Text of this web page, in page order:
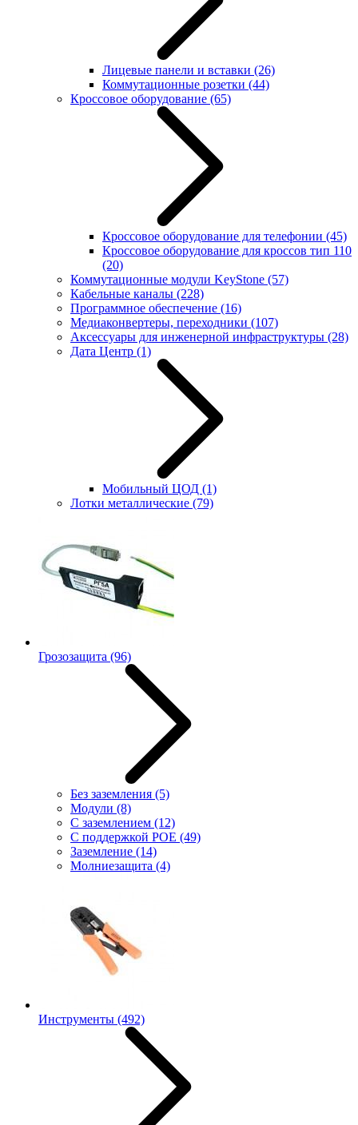
Лицевые панели и вставки (26)
Коммутационные розетки (44)
Кроссовое оборудование (65)
Кроссовое оборудование для телефонии (45)
Кроссовое оборудование для кроссов тип 110
(20)
Коммутационные модули KeyStone (57)
Кабельные каналы (228)
Программное обеспечение (16)
Медиаконвертеры, переходники (107)
Аксессуары для инженерной инфраструктуры (28)
Дата Центр (1)
Мобильный ЦОД (1)
Лотки металлические (79)
Грозозащита (96)
Без заземления (5)
Модули (8)
С заземлением (12)
С поддержкой POE (49)
Заземление (14)
Молниезащита (4)
Инструменты (492)